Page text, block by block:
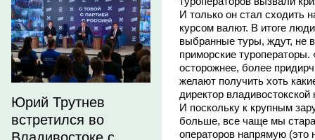
Юрий Трутнев
встретился во
И только он стал сходить
курсом валют. В итоге
выбранные туры, ждут, не
приморские туроператоры.
осторожнее, более
желают получить хоть
директор
И поскольку к крупным
больше, все чаще мы
операторов напрямую (это